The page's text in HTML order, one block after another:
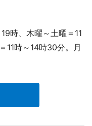
時、木曜～土曜＝11
11時～14時30分。月